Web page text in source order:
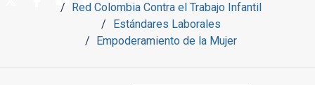
Red Colombia Contra el Trabajo Infantil
Estándares Laborales
Empoderamiento de la Mujer